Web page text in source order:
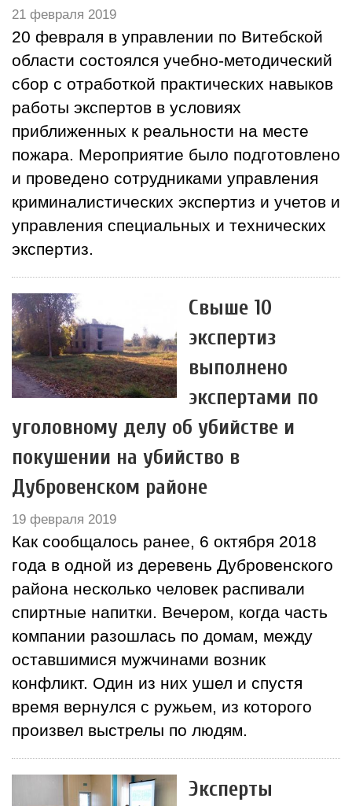
21 февраля 2019
20 февраля в управлении по Витебской
области состоялся учебно-методический
сбор с отработкой практических навыков
работы экспертов в условиях
приближенных к реальности на месте
пожара. Мероприятие было подготовлено
и проведено сотрудниками управления
криминалистических экспертиз и учетов и
управления специальных и технических
экспертиз.
Свыше 10
экспертиз
выполнено
экспертами по
уголовному делу об убийстве и
покушении на убийство в
Дубровенском районе
19 февраля 2019
Как сообщалось ранее, 6 октября 2018
года в одной из деревень Дубровенского
района несколько человек распивали
спиртные напитки. Вечером, когда часть
компании разошлась по домам, между
оставшимися мужчинами возник
конфликт. Один из них ушел и спустя
время вернулся с ружьем, из которого
произвел выстрелы по людям.
Эксперты